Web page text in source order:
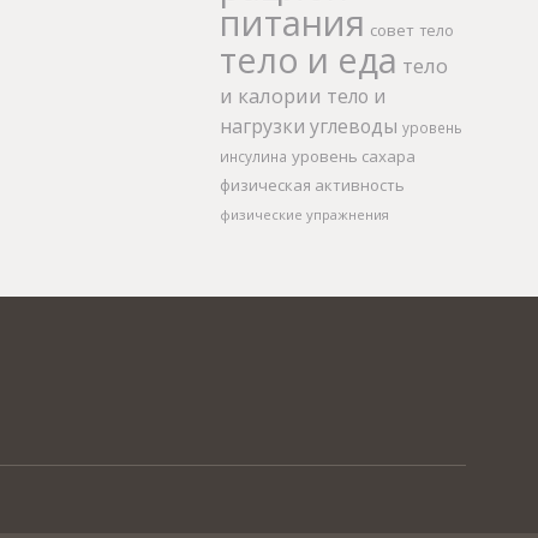
питания совет тело
тело и еда тело
и калории тело и
нагрузки углеводы уровень
инсулина уровень сахара
физическая активность
физические упражнения